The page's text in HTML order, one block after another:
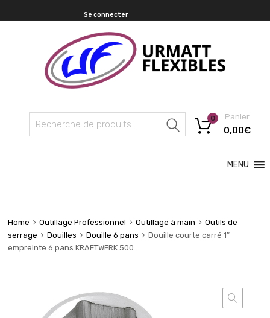
Se connecter
Recherche
Panier
0,00€
0
MENU
Home Outillage Professionnel Outillage à main
Outils de
serrage
Douilles Douille 6 pans
Douille courte carré 1″
empreinte 6 pans KRAFTWERK 500…